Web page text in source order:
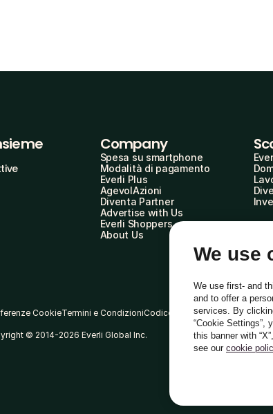
Company
Spesa su smartphone
Modalità di pagamento
Everli Plus
AgevolAzioni
Diventa Partner
Advertise with Us
Everli Shoppers
About Us
CookieTermini e CondizioniCodice Etico
© 2014-2026 Everli Global Inc.
We use
We use first- and
and to offer a
services. By
“Cookie Settings”,
this banner with
see our cookie